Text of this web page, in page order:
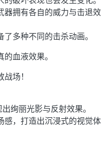
器拥有各自的威力与击退效
多种不同的击杀动画。
血液效果。
场！
绚丽光影与反射效果。
感，打造出沉浸式的视觉体